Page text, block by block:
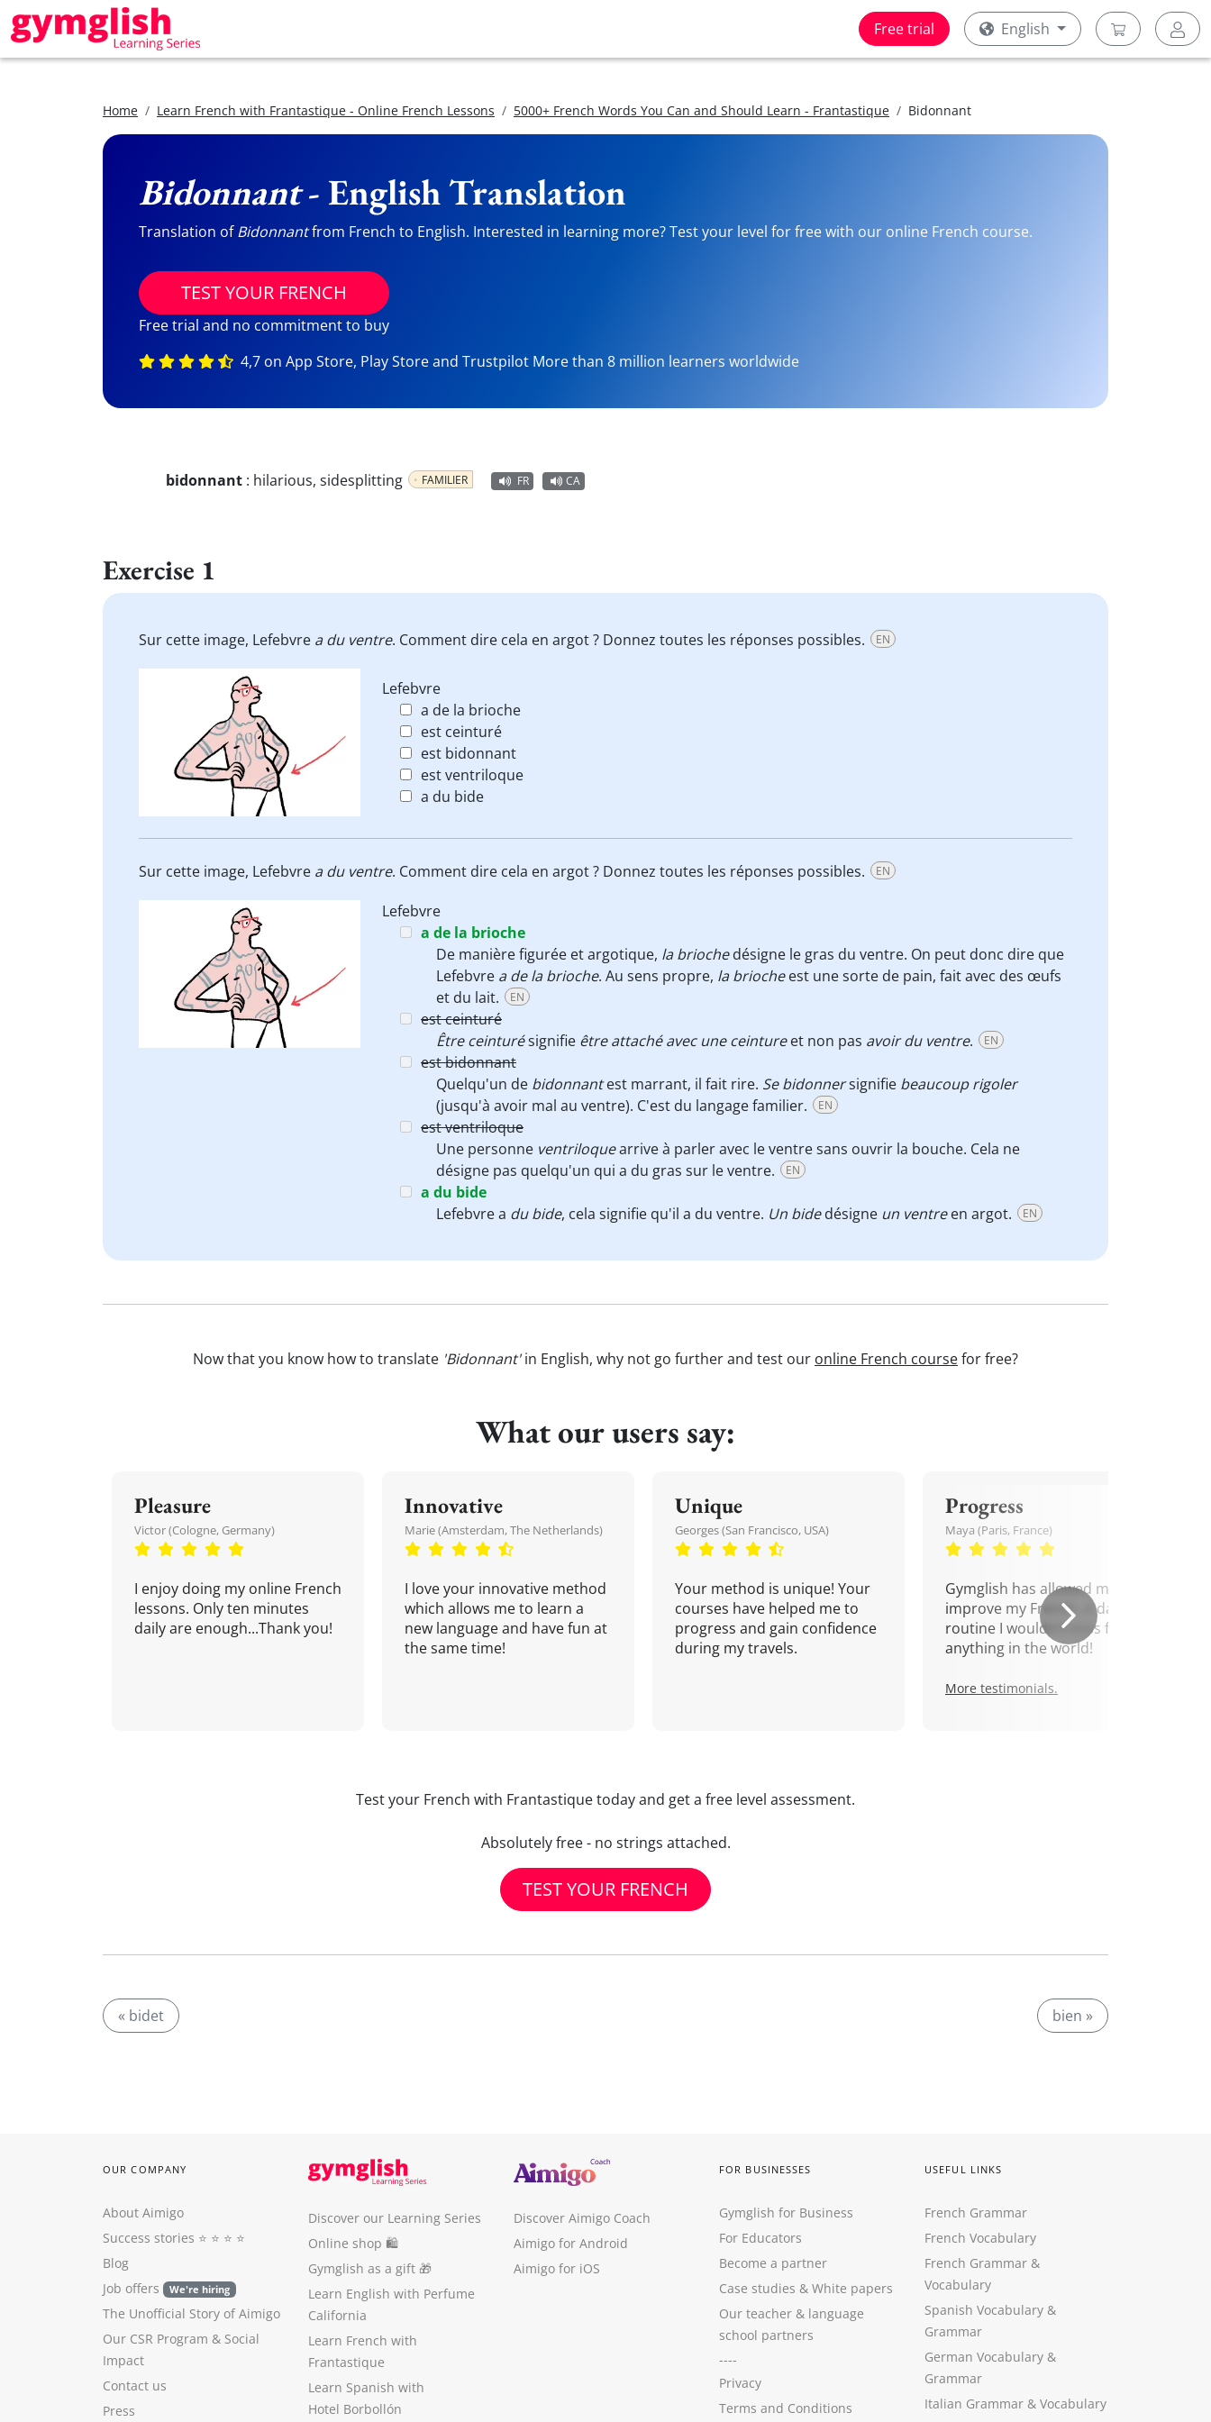
Free trial English
Home Learn French with Frantastique - Online French Lessons 5000+ French Words You Can and Should Learn - Frantastique Bidonnant
Bidonnant- English Translation
Translation ofBidonnantfrom French to English. Interested in learning more? Test your level for free with our online French course.
TEST YOUR FRENCH
Free trial and no commitment to buy
4,7 on App Store, Play Store and Trustpilot More than 8 million learners worldwide
bidonnant : hilarious, sidesplitting FAMILIER FR CA
Exercise 1
Sur cette image, Lefebvre a du ventre. Comment dire cela en argot ? Donnez toutes les réponses possibles. EN
Lefebvre
a de la brioche
est ceinturé
est bidonnant
est ventriloque
a du bide
Sur cette image, Lefebvre a du ventre. Comment dire cela en argot ? Donnez toutes les réponses possibles. EN
Lefebvre
a de la brioche
De manière figurée et argotique, la briochedésigne le gras du ventre. On peut donc dire que
Lefebvre a de la brioche. Au sens propre, la briocheest une sorte de pain, fait avec des œufs
et du lait.
EN
est ceinturé
Être ceinturésignifie être attaché avec une ceintureet non pas avoir du ventre. EN
est bidonnant
Quelqu'un de bidonnantest marrant, il fait rire. Se bidonnersignifie beaucoup rigoler
(jusqu'à avoir mal au ventre). C'est du langage familier.
EN
est ventriloque
Une personne ventriloquearrive à parler avec le ventre sans ouvrir la bouche. Cela ne
désigne pas quelqu'un qui a du gras sur le ventre.
EN
a du bide
Lefebvre a du bide, cela signifie qu'il a du ventre. Un bidedésigne un ventreen argot. EN
Now that you know how to translate 'Bidonnant'in English, why not go further and test our online French coursefor free?
What our users say:
Pleasure
Victor (Cologne, Germany)
I enjoy doing my online French
lessons. Only ten minutes
daily are enough...Thank you!
Innovative
Marie (Amsterdam, The Netherlands)
I love your innovative method
which allows me to learn a
new language and have fun at
the same time!
Unique
Georges (San Francisco, USA)
Your method is unique! Your
courses have helped me to
progress and gain confidence
during my travels.
Progress
Maya (Paris, France)
Gymglish has allowed me to
improve my French. A daily
routine I wouldn't miss for
anything in the world!
More testimonials.
Test your French with Frantastique today and get a free level assessment.
Absolutely free - no strings attached.
TEST YOUR FRENCH
« bidet bien »
OUR COMPANY
About Aimigo
Success stories ⭐️ ⭐️ ⭐️ ⭐️
Blog
Job offers
We're hiring
The Unofficial Story of Aimigo
Our CSR Program & Social
Impact
Contact us
Press
Discover our Learning Series
Online shop 🛍
Gymglish as a gift 🎁
Learn English with Perfume
California
Learn French with
Frantastique
Learn Spanish with
Hotel Borbollón
Discover Aimigo Coach
Aimigo for Android
Aimigo for iOS
FOR BUSINESSES
Gymglish for Business
For Educators
Become a partner
Case studies & White papers
Our teacher & language
school partners
----
Privacy
Terms and Conditions
USEFUL LINKS
French Grammar
French Vocabulary
French Grammar &
Vocabulary
Spanish Vocabulary &
Grammar
German Vocabulary &
Grammar
Italian Grammar & Vocabulary